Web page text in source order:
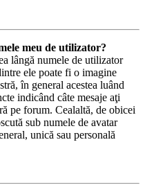
meu de utilizator?
lângă numele de utilizator
ele poate fi o imagine
în general acestea luând
indicând câte mesaje aţi
pe forum. Cealaltă, de obicei
sub numele de avatar
unică sau personală